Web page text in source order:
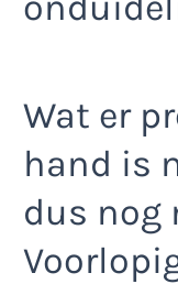
Wat er
hand is
dus nog